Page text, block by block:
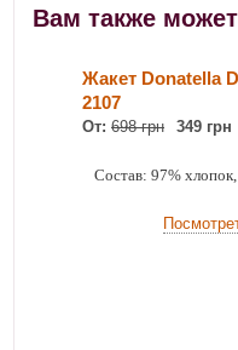
Вам также
Жакет Donatella
2107
От: 698 грн 349 грн
Состав: 97%